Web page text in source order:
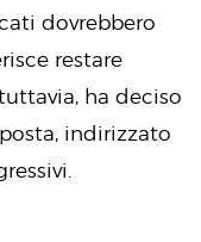
dovrebbero
restare
ha deciso
indirizzato